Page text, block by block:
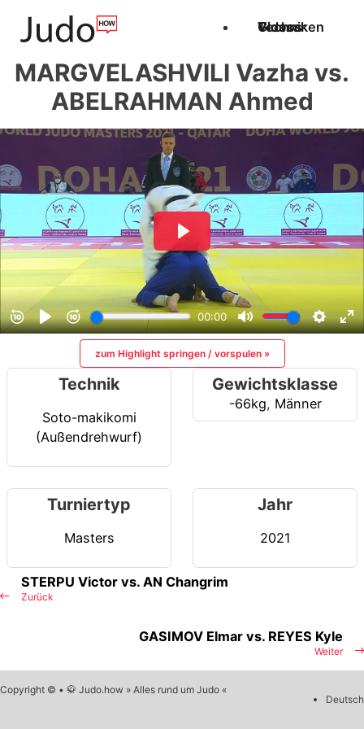
Techniken
Videos
Glossar
MARGVELASHVILI Vazha vs.
ABELRAHMAN Ahmed
zum Highlight springen / vorspulen »
Technik
Soto-makikomi
(Außendrehwurf)
Gewichtsklasse
-66kg, Männer
Turniertyp
Masters
Jahr
2021
Zurück
STERPU Victor vs. AN Changrim
Weiter
GASIMOV Elmar vs. REYES Kyle
Copyright © • 🥋 Judo.how » Alles rund um Judo «
Deutsch